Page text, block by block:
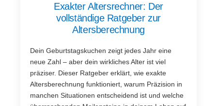
Exakter Altersrechner: Der
vollständige Ratgeber zur
Altersberechnung
Dein Geburtstagskuchen zeigt jedes Jahr eine
neue Zahl – aber dein wirkliches Alter ist viel
präziser. Dieser Ratgeber erklärt, wie exakte
Altersberechnung funktioniert, warum Präzision in
manchen Situationen entscheidend ist und welche